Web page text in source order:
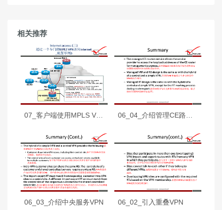
相关推荐
07_客户端使用MPLS VPN进行Internet访问
06_03_介绍中央服务VPN 06_02_引入重叠VPN